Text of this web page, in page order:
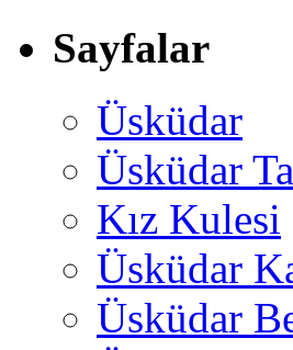
Sayfalar
Üsküdar
Üsküdar
Kız Kulesi
Üsküdar
Üsküdar